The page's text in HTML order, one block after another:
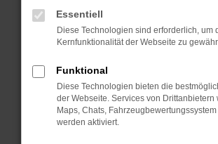
Manche Erweiterungen, wie
können das Laden bestimmter
verhindern. Funktioniert die Seite
Fenster?
Starte dein Gerät neu.
Das kann manchmal helfen,
Probleme zu beheben.
Essentiell
Diese Technologien sind erforderlich, um
Kernfunktionalität der Webseite zu
Funktional
Diese Technologien bieten die
der Webseite. Services von Drittanbietern
Maps, Chats,
werden aktiviert.